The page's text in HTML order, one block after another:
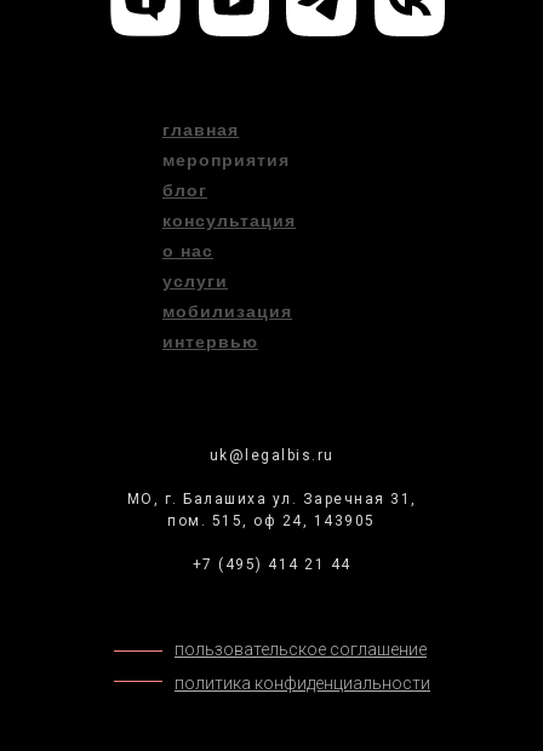
пользовательское соглашение
политика конфиденциальности
главная
uk@legalbis.ru
МО, г. Балашиха ул. Заречная 31,
пом. 515, оф 24, 143905
+7 (495) 414 21 44
блог
услуги
мероприятия
консультация
о нас
мобилизация
интервью